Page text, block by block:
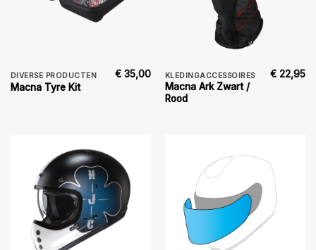
DIVERSE PRODUCTEN
Macna Tyre Kit
€ 35,00 KLEDINGACCESSOIRES
Macna Ark Zwart /
Rood
€ 22,95